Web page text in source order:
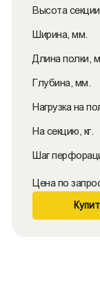
Высота
Ширина, мм.
Длина полки,
Глубина, мм.
Нагрузка на
На секцию, кг.
Шаг
Цена по